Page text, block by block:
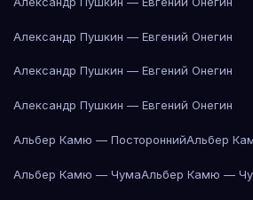
Александр Пушкин — Евгений Онегин
Александр Пушкин — Евгений Онегин
Александр Пушкин — Евгений Онегин
Альбер Камю — ПостороннийАльбер
Альбер Камю — ЧумаАльбер Камю —